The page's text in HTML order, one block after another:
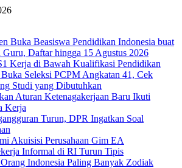
Buka Beasiswa Pendidikan Indonesia buat
Daftar hingga 15 Agustus 2026
Kerja di Bawah Kualifikasi Pendidikan
Seleksi PCPM Angkatan 41, Cek
Studi yang Dibutuhkan
Aturan Ketenagakerjaan Baru Ikuti
Kerja
Turun, DPR Ingatkan Soal
Akuisisi Perusahaan Gim EA
Informal di RI Turun Tipis
Indonesia Paling Banyak Zodiak